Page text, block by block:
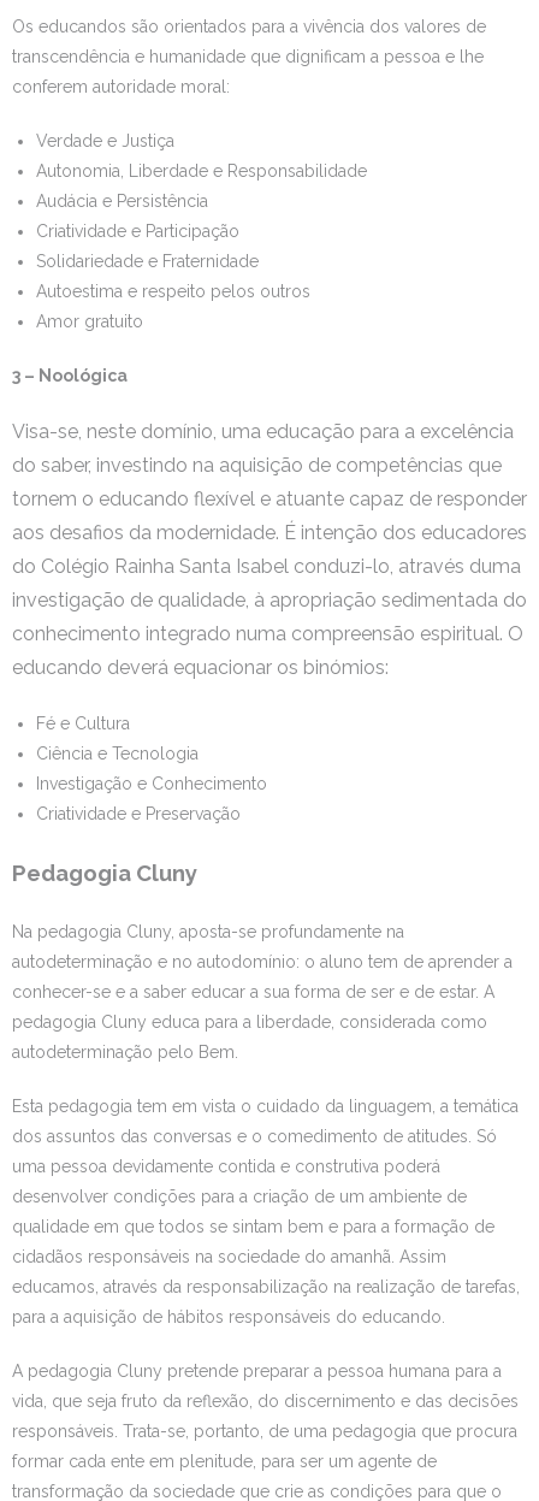
Os educandos são orientados para a vivência dos valores de
transcendência e humanidade que dignificam a pessoa e lhe
conferem autoridade moral:
Verdade e Justiça
Autonomia, Liberdade e Responsabilidade
Audácia e Persistência
Criatividade e Participação
Solidariedade e Fraternidade
Autoestima e respeito pelos outros
Amor gratuito
3 – Noológica
Visa-se, neste domínio, uma educação para a excelência
do saber, investindo na aquisição de competências que
tornem o educando flexível e atuante capaz de responder
aos desafios da modernidade. É intenção dos educadores
do Colégio Rainha Santa Isabel conduzi-lo, através duma
investigação de qualidade, à apropriação sedimentada do
conhecimento integrado numa compreensão espiritual. O
educando deverá equacionar os binómios:
Fé e Cultura
Ciência e Tecnologia
Investigação e Conhecimento
Criatividade e Preservação
Pedagogia Cluny
Na pedagogia Cluny, aposta-se profundamente na
autodeterminação e no autodomínio: o aluno tem de aprender a
conhecer-se e a saber educar a sua forma de ser e de estar. A
pedagogia Cluny educa para a liberdade, considerada como
autodeterminação pelo Bem.
Esta pedagogia tem em vista o cuidado da linguagem, a temática
dos assuntos das conversas e o comedimento de atitudes. Só
uma pessoa devidamente contida e construtiva poderá
desenvolver condições para a criação de um ambiente de
qualidade em que todos se sintam bem e para a formação de
cidadãos responsáveis na sociedade do amanhã. Assim
educamos, através da responsabilização na realização de tarefas,
para a aquisição de hábitos responsáveis do educando.
A pedagogia Cluny pretende preparar a pessoa humana para a
vida, que seja fruto da reflexão, do discernimento e das decisões
responsáveis. Trata-se, portanto, de uma pedagogia que procura
formar cada ente em plenitude, para ser um agente de
transformação da sociedade que crie as condições para que o